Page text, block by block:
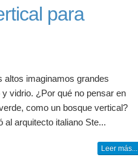
para
altos imaginamos grandes
vidrio. ¿Por qué no pensar en
como un bosque vertical?
al arquitecto italiano Ste...
Leer más...